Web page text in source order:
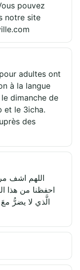
pouvez
notre site
adultes ont
à la langue
dimanche de
et le 3icha.
des
اللهم اشف
احفظنا من هذا
الَّذي لا يضرُّ